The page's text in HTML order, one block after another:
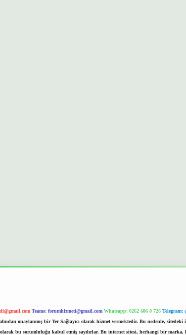
Teams: forumhizmeti@gmail.com Whatsapp: 0262 606 0 726 Telegram:
onaylanmış bir Yer Sağlayıcı olarak hizmet vermektedir. Bu nedenle,
bu sorumluluğu kabul etmiş sayılırlar. Bu internet sitesi, herhangi bir marka,